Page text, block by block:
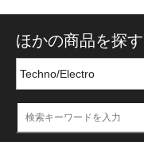
ほかの商品を探す